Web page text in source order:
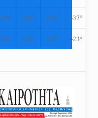
39° +40° +39° +37°
24° +24° +23° +23°